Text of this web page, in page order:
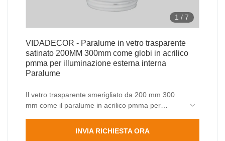
1 / 7
VIDADECOR - Paralume in vetro trasparente
satinato 200MM 300mm come globi in acrilico
pmma per illuminazione esterna interna
Paralume
Il vetro trasparente smerigliato da 200 mm 300
mm come il paralume in acrilico pmma per
nuova tecnologia di fantasia. I nostri tecnici hanno
INVIA RICHIESTA ORA